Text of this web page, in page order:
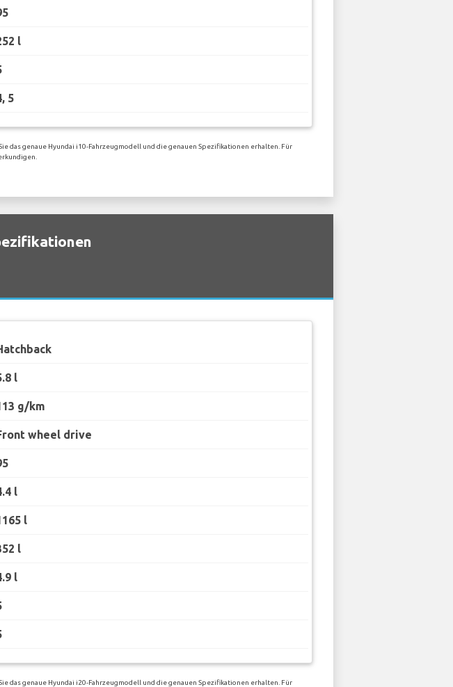
l
5
das genaue Hyundai i10-Fahrzeugmodell und die genauen Spezifikationen erhalten. Für
l
g/km
wheel drive
l
l
l
l
das genaue Hyundai i20-Fahrzeugmodell und die genauen Spezifikationen erhalten. Für